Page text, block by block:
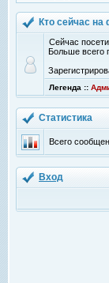
Кто сейчас
Сейчас
Больше всего
Легенда ::
Статистика
Всего
Вход